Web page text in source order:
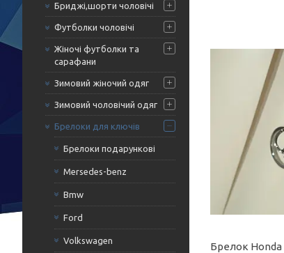
Бриджі,шорти чоловічі
Футболки чоловічі
Жіночі футболки та
сарафани
Зимовий жіночий одяг
Зимовий чоловічий одяг
Брелоки для ключів
Брелоки подарункові
Mersedes-benz
Bmw
Ford
Volkswagen Брелок Honda